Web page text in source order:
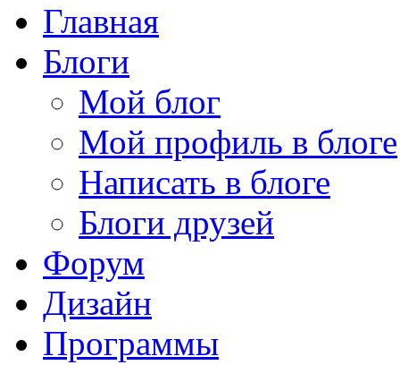
Главная
Блоги
Мой блог
Мой профиль в блоге
Написать в блоге
Блоги друзей
Форум
Дизайн
Программы